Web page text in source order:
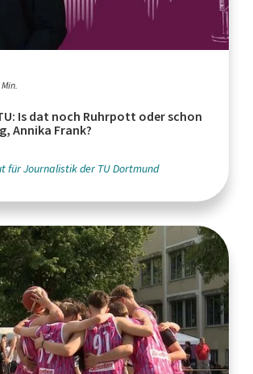
Is dat noch Ruhrpott oder schon
Annika Frank?
für Journalistik der TU Dortmund